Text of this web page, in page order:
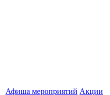
Афиша мероприятий Акции